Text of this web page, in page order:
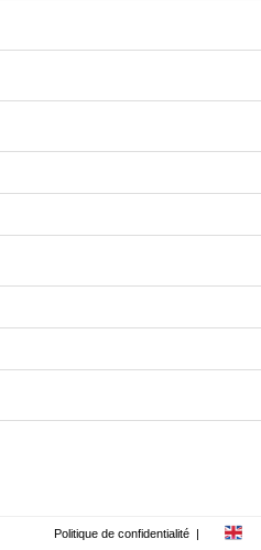
Politique de confidentialité |